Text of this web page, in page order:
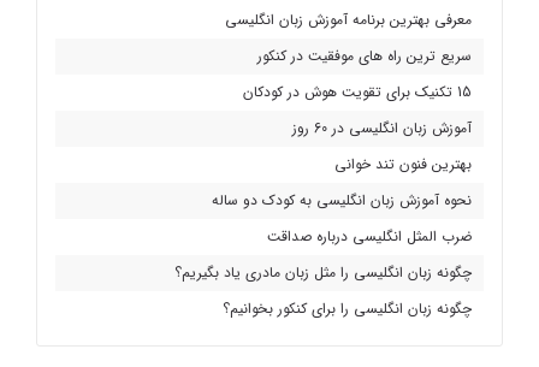
معرفی بهترین برنامه آموزش زبان انگلیسی
سریع ترین راه های موفقیت در کنکور
15 تکنیک برای تقویت هوش در کودکان
آموزش زبان انگلیسی در 60 روز
بهترین فنون تند خوانی
نحوه آموزش زبان انگلیسی به کودک دو ساله
ضرب المثل انگلیسی درباره صداقت
چگونه زبان انگلیسی را مثل زبان مادری یاد بگیریم؟
چگونه زبان انگلیسی را برای کنکور بخوانیم؟